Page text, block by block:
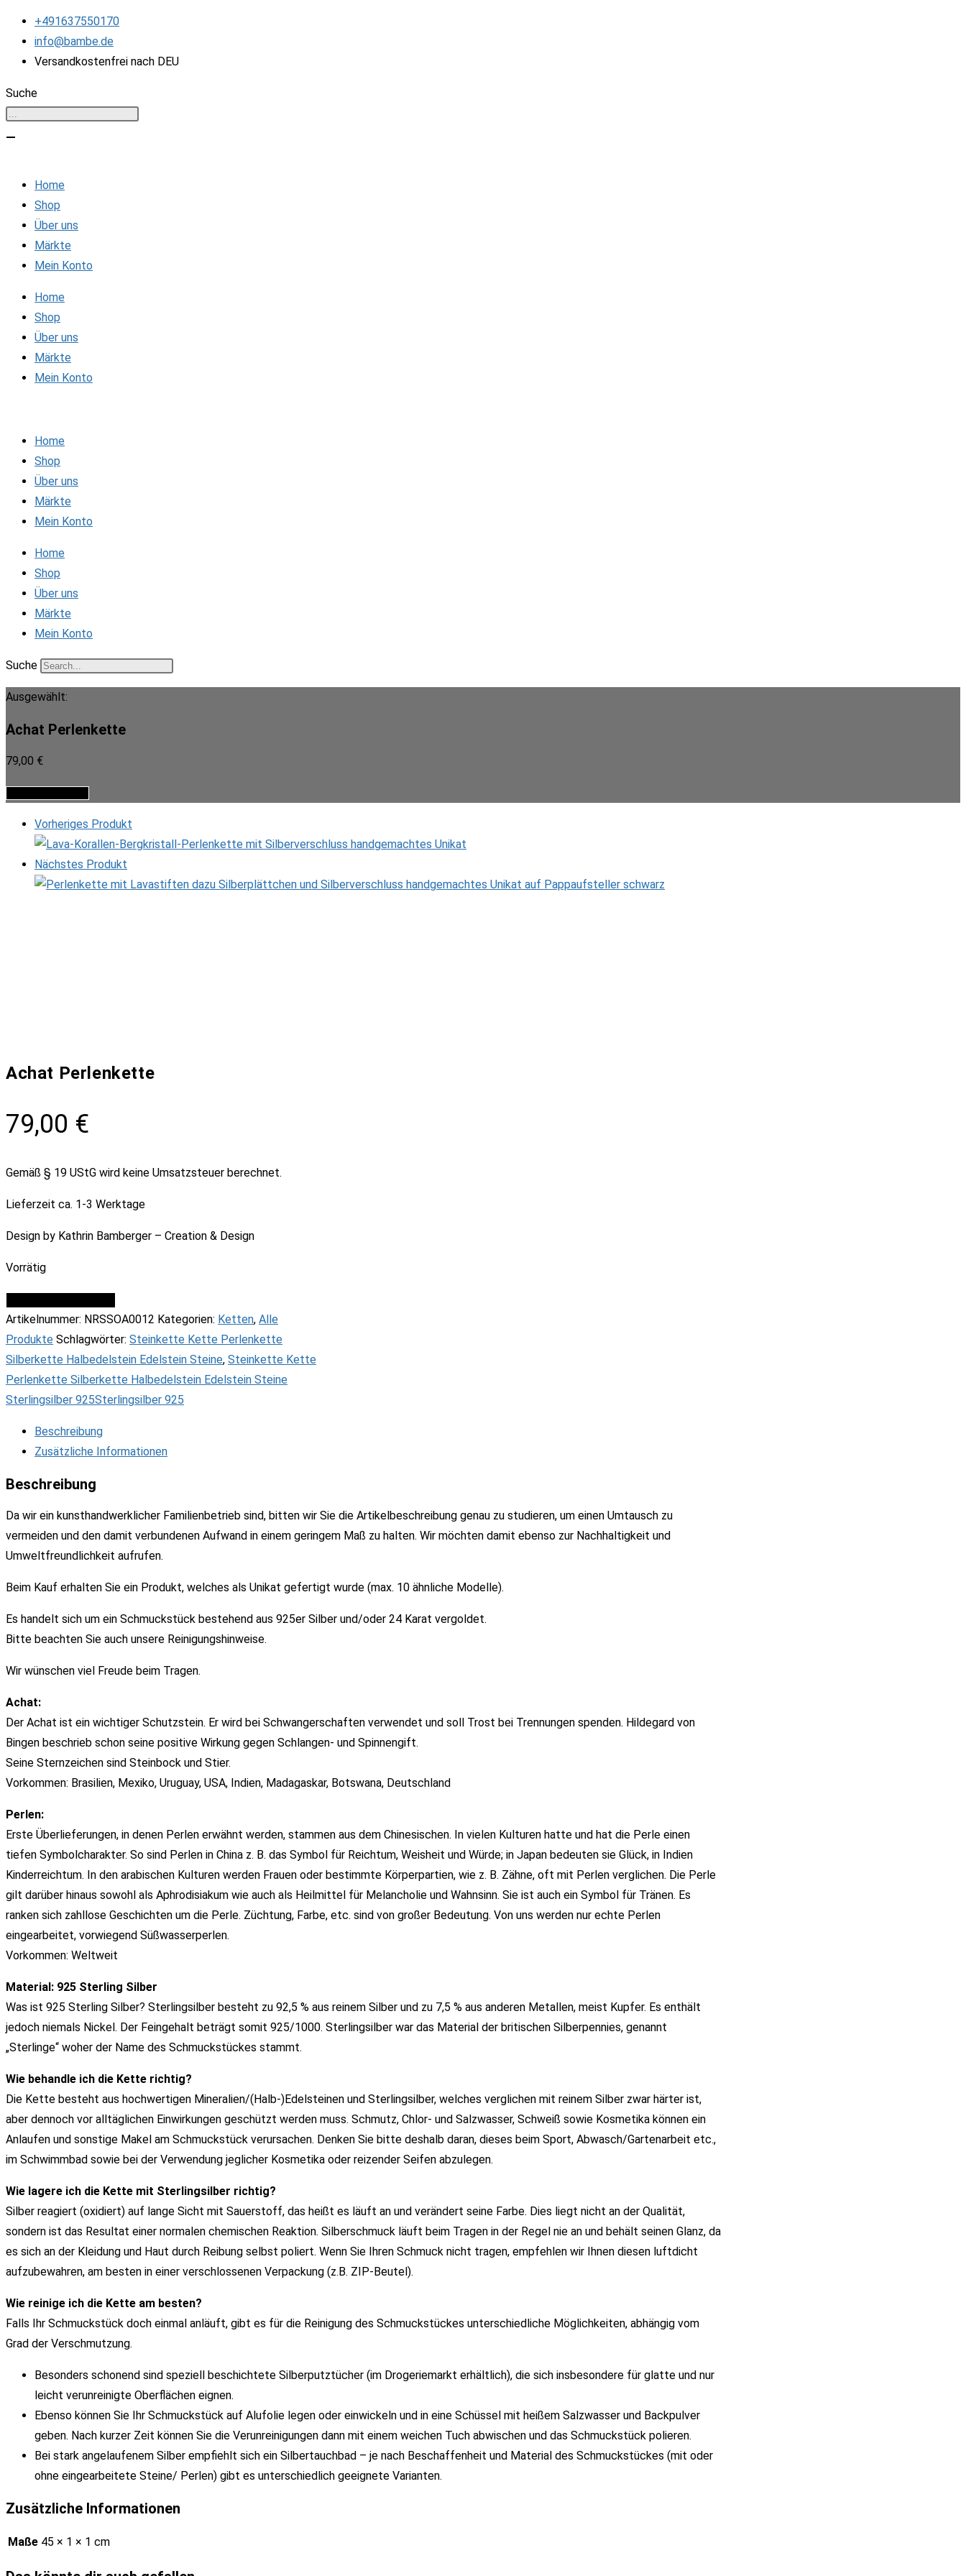
Zum
Inhalt
springen
+491637550170
info@bambe.de
Versandkostenfrei nach DEU
Suche
Home
Shop
Über uns
Märkte
Mein Konto
Home
Shop
Über uns
Märkte
Mein Konto
Home
Shop
Über uns
Märkte
Mein Konto
Home
Shop
Über uns
Märkte
Mein Konto
Suche
Ausgewählt:
Achat Perlenkette
79,00 €
Menge
Vorheriges Produkt
Nächstes Produkt
Achat Perlenkette
79,00 €
Gemäß § 19 UStG wird keine Umsatzsteuer berechnet.
Lieferzeit ca. 1-3 Werktage
Design by Kathrin Bamberger – Creation & Design
Vorrätig
Perlenkette
Menge
Artikelnummer: NRSSOA0012 Kategorien: Ketten, Alle
Produkte Schlagwörter: Steinkette Kette Perlenkette
Silberkette Halbedelstein Edelstein Steine, Steinkette Kette
Perlenkette Silberkette Halbedelstein Edelstein Steine
Sterlingsilber 925Sterlingsilber 925
Beschreibung
Zusätzliche Informationen
Beschreibung
Da wir ein kunsthandwerklicher Familienbetrieb sind, bitten wir Sie die Artikelbeschreibung genau zu studieren, um einen Umtausch zu
vermeiden und den damit verbundenen Aufwand in einem geringem Maß zu halten. Wir möchten damit ebenso zur Nachhaltigkeit und
Umweltfreundlichkeit aufrufen.
Beim Kauf erhalten Sie ein Produkt, welches als Unikat gefertigt wurde (max. 10 ähnliche Modelle).
Es handelt sich um ein Schmuckstück bestehend aus 925er Silber und/oder 24 Karat vergoldet.
Bitte beachten Sie auch unsere Reinigungshinweise.
Wir wünschen viel Freude beim Tragen.
Achat:
Der Achat ist ein wichtiger Schutzstein. Er wird bei Schwangerschaften verwendet und soll Trost bei Trennungen spenden. Hildegard von
Bingen beschrieb schon seine positive Wirkung gegen Schlangen- und Spinnengift.
Seine Sternzeichen sind Steinbock und Stier.
Vorkommen: Brasilien, Mexiko, Uruguay, USA, Indien, Madagaskar, Botswana, Deutschland
Perlen:
Erste Überlieferungen, in denen Perlen erwähnt werden, stammen aus dem Chinesischen. In vielen Kulturen hatte und hat die Perle einen
tiefen Symbolcharakter. So sind Perlen in China z. B. das Symbol für Reichtum, Weisheit und Würde; in Japan bedeuten sie Glück, in Indien
Kinderreichtum. In den arabischen Kulturen werden Frauen oder bestimmte Körperpartien, wie z. B. Zähne, oft mit Perlen verglichen. Die Perle
gilt darüber hinaus sowohl als Aphrodisiakum wie auch als Heilmittel für Melancholie und Wahnsinn. Sie ist auch ein Symbol für Tränen. Es
ranken sich zahllose Geschichten um die Perle. Züchtung, Farbe, etc. sind von großer Bedeutung. Von uns werden nur echte Perlen
eingearbeitet, vorwiegend Süßwasserperlen.
Vorkommen: Weltweit
Material: 925 Sterling Silber
Was ist 925 Sterling Silber? Sterlingsilber besteht zu 92,5 % aus reinem Silber und zu 7,5 % aus anderen Metallen, meist Kupfer. Es enthält
jedoch niemals Nickel. Der Feingehalt beträgt somit 925/1000. Sterlingsilber war das Material der britischen Silberpennies, genannt
„Sterlinge“ woher der Name des Schmuckstückes stammt.
Wie behandle ich die Kette richtig?
Die Kette besteht aus hochwertigen Mineralien/(Halb-)Edelsteinen und Sterlingsilber, welches verglichen mit reinem Silber zwar härter ist,
aber dennoch vor alltäglichen Einwirkungen geschützt werden muss. Schmutz, Chlor- und Salzwasser, Schweiß sowie Kosmetika können ein
Anlaufen und sonstige Makel am Schmuckstück verursachen. Denken Sie bitte deshalb daran, dieses beim Sport, Abwasch/Gartenarbeit etc.,
im Schwimmbad sowie bei der Verwendung jeglicher Kosmetika oder reizender Seifen abzulegen.
Wie lagere ich die Kette mit Sterlingsilber richtig?
Silber reagiert (oxidiert) auf lange Sicht mit Sauerstoff, das heißt es läuft an und verändert seine Farbe. Dies liegt nicht an der Qualität,
sondern ist das Resultat einer normalen chemischen Reaktion. Silberschmuck läuft beim Tragen in der Regel nie an und behält seinen Glanz, da
es sich an der Kleidung und Haut durch Reibung selbst poliert. Wenn Sie Ihren Schmuck nicht tragen, empfehlen wir Ihnen diesen luftdicht
aufzubewahren, am besten in einer verschlossenen Verpackung (z.B. ZIP-Beutel).
Wie reinige ich die Kette am besten?
Falls Ihr Schmuckstück doch einmal anläuft, gibt es für die Reinigung des Schmuckstückes unterschiedliche Möglichkeiten, abhängig vom
Grad der Verschmutzung.
Besonders schonend sind speziell beschichtete Silberputztücher (im Drogeriemarkt erhältlich), die sich insbesondere für glatte und nur
leicht verunreinigte Oberflächen eignen.
Ebenso können Sie Ihr Schmuckstück auf Alufolie legen oder einwickeln und in eine Schüssel mit heißem Salzwasser und Backpulver
geben. Nach kurzer Zeit können Sie die Verunreinigungen dann mit einem weichen Tuch abwischen und das Schmuckstück polieren.
Bei stark angelaufenem Silber empfiehlt sich ein Silbertauchbad – je nach Beschaffenheit und Material des Schmuckstückes (mit oder
ohne eingearbeitete Steine/ Perlen) gibt es unterschiedlich geeignete Varianten.
Zusätzliche Informationen
Maße 45 × 1 × 1 cm